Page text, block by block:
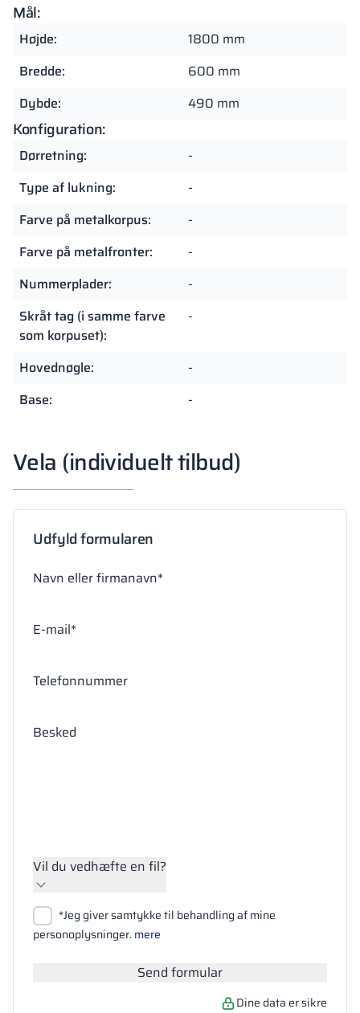
Mål:
Højde:
1800 mm
Bredde:
600 mm
Dybde:
490 mm
Konfiguration:
Dørretning:
-
Type af lukning:
-
Farve på metalkorpus:
-
Farve på metalfronter:
-
Nummerplader:
-
Skråt tag (i samme farve
som korpuset):
-
Hovednøgle:
-
Base:
-
Vela (individuelt tilbud)
Udfyld formularen
Navn eller firmanavn*
E-mail*
Telefonnummer
Besked
Vil du vedhæfte en fil?
Vedhæft filer
Søg
*Jeg giver samtykke til behandling af mine
personoplysninger.mere
Send formular
Dine data er sikre